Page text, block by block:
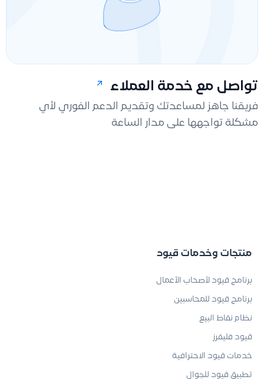
تواصل مع خدمة العملاء
فريقنا جاهز لمساعدتك وتقديم الدعم الفوري لأي
مشكلة تواجهها على مدار الساعة
منتجات وخدمات قيود
برنامج قيود لأصحاب الأعمال
برنامج قيود للمحاسبين
نظام نقاط البيع
قيود فليفرز
خدمات قيود الاحترافية
تطبيق قيود للجوال